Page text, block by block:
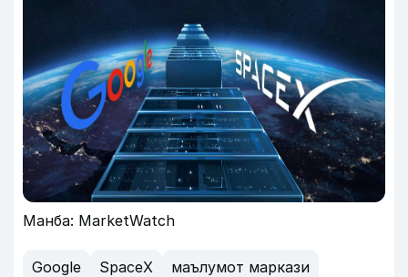
Манба: MarketWatch
Google SpaceX
маълумот маркази